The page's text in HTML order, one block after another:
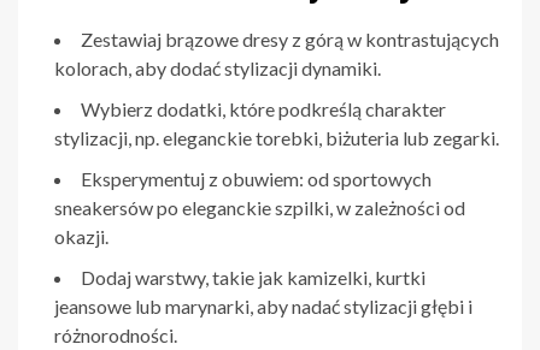
Zestawiaj brązowe dresy z górą w kontrastujących
kolorach, aby dodać stylizacji dynamiki.
Wybierz dodatki, które podkreślą charakter
stylizacji, np. eleganckie torebki, biżuteria lub zegarki.
Eksperymentuj z obuwiem: od sportowych
sneakersów po eleganckie szpilki, w zależności od
okazji.
Dodaj warstwy, takie jak kamizelki, kurtki
jeansowe lub marynarki, aby nadać stylizacji głębi i
różnorodności.